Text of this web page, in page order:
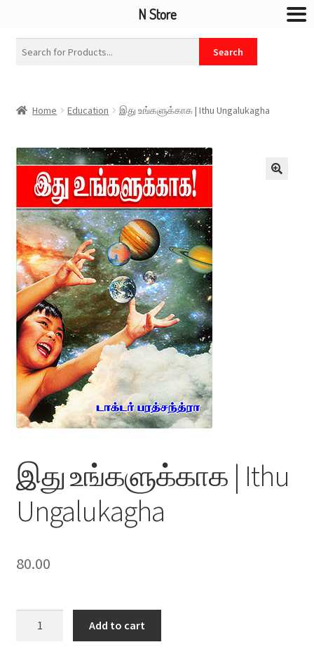
Home Education இது உங்களுக்காக | Ithu Ungalukagha
இது உங்களுக்காக | Ithu
Ungalukagha
80.00
Add to cart
N Store